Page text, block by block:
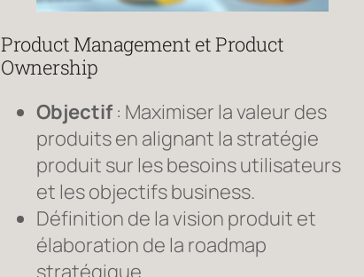
Product Management et Product
Ownership
Objectif : Maximiser la valeur des
produits en alignant la stratégie
produit sur les besoins utilisateurs
et les objectifs business.
Définition de la vision produit et
élaboration de la roadmap
stratégique.